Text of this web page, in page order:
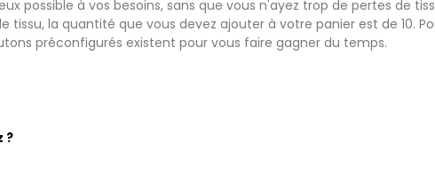
possible à vos besoins, sans que vous n'ayez trop de pertes de
la quantité que vous devez ajouter à votre panier est de 10.
préconfigurés existent pour vous faire gagner du temps.
?